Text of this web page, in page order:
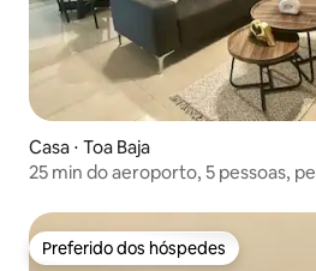
Casa ⋅ Toa Baja
25 min do aeroporto, 5 pessoas,
Preferido dos hóspedes
Preferido dos hóspedes